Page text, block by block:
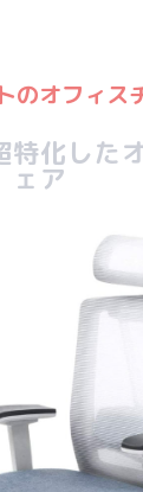
のオフィス
特化した
ェア